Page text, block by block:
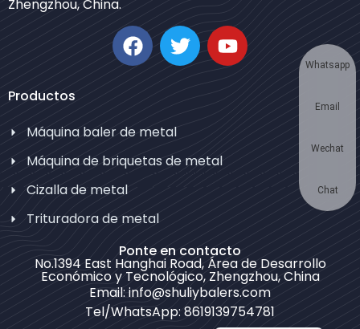
Zhengzhou, China.
Productos
Máquina baler de metal
Máquina de briquetas de metal
Cizalla de metal
Trituradora de metal
Ponte en contacto
No.1394 East Hanghai Road, Área de Desarrollo
Económico y Tecnológico, Zhengzhou, China
Email: info@shuliybalers.com
Tel/WhatsApp: 8619139754781
French
Arabic
German
Korean
Whatsapp
Email
Wechat
Chat